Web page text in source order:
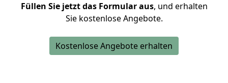
Füllen Sie jetzt das Formular aus, und erhalten
Sie kostenlose Angebote.
Kostenlose Angebote erhalten